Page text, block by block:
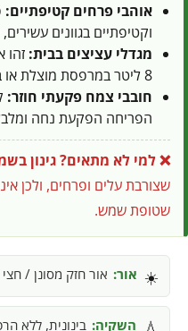
אוהבי פרחים קטיפתיים:
וקטיפתיים בגוונים
מגדלי עציצים בבית:
8 ליטר במרפסת מוצלת או בבית, נוי מרהיב לחלל הפנימי.
חובבי צמח פקעתי חוזר:
הפריחה הפקעת נחה
❌ למי לא מתאים?גינון
שצורבת עלים ופרחים, ולכן
שטופת שמש.
☀️ אור: אור חזק מסונן /
השקיה: בינונית, ללא